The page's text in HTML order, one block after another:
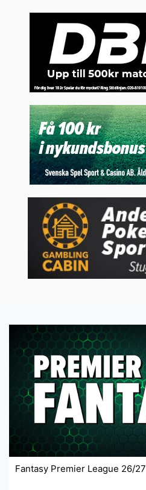
Fantasy Premier League 26/27